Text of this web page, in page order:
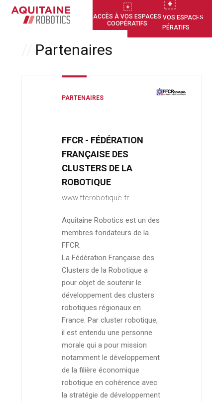
ACCÈS À VOS ESPACES
COOPÉRATIFS
ACCÈS À VOS ESPACES
COOPÉRATIFS
Partenaires
PARTENAIRES
FFCR - FÉDÉRATION
FRANÇAISE DES
CLUSTERS DE LA
ROBOTIQUE
www.ffcrobotique.fr
Aquitaine Robotics est un des
membres fondateurs de la
FFCR.
La Fédération Française des
Clusters de la Robotique a
pour objet de soutenir le
développement des clusters
robotiques régionaux en
France. Par cluster robotique,
il est entendu une personne
morale qui a pour mission
notamment le développement
de la filière économique
robotique en cohérence avec
la stratégie de développement